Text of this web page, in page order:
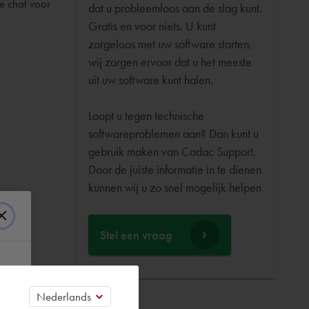
chat voor
dat u probleemloos aan de slag kunt.
Gratis en voor niets. U kunt
zorgeloos met uw software starten,
wij zorgen ervoor dat u het meeste
uit uw software kunt halen.
Loopt u tegen technische
softwareproblemen aan? Dan kunt u
gebruik maken van Cadac Support.
Door de juiste informatie in te dienen
Stel een vraag